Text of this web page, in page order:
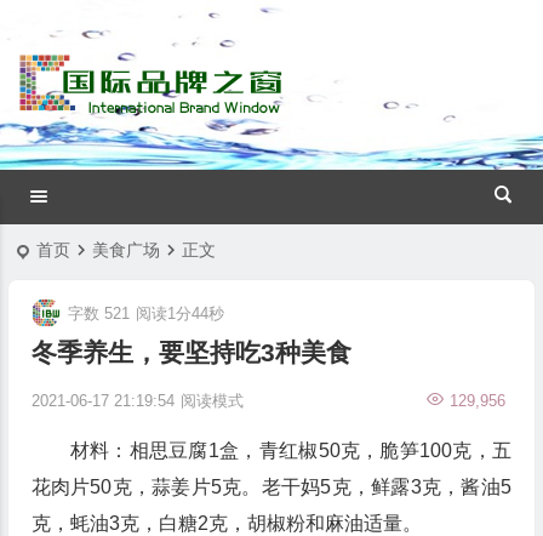
首页 美食广场 正文
冬季养生，要坚持吃3种美食
2021-06-17 21:19:54 129,956
字数 521 阅读1分44秒
阅读模式
材料：相思豆腐1盒，青红椒50克，脆笋100克，五
花肉片50克，蒜姜片5克。老干妈5克，鲜露3克，酱油5
克，蚝油3克，白糖2克，胡椒粉和麻油适量。